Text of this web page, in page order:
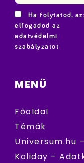
Ha folytatod,
elfogadod az
adatvédelmi
szabályzatot
MENÜ
Főoldal
Témák
Universum.hu
Koliday –